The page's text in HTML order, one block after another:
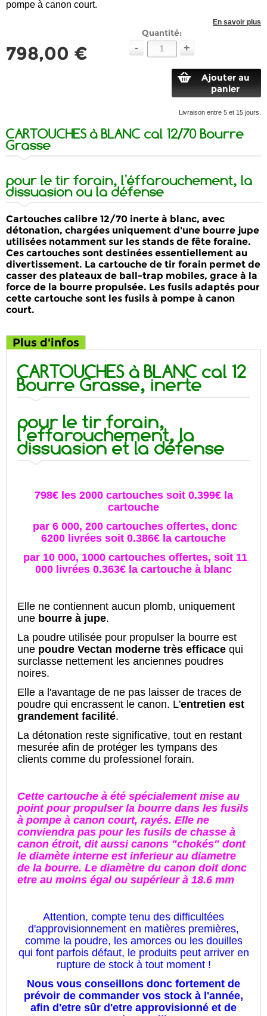
pompe à canon court.
En savoir plus
798,00 €
Quantité:
- +
Ajouter au
panier
Livraison entre 5 et 15 jours.
CARTOUCHES à BLANC cal 12/70 Bourre
Grasse
pour le tir forain, l'éffarouchement, la
dissuasion ou la défense
Cartouches calibre 12/70 inerte à blanc, avec
détonation, chargées uniquement d'une bourre jupe
utilisées notamment sur les stands de fête foraine.
Ces cartouches sont destinées essentiellement au
divertissement. La cartouche de tir forain permet de
casser des plateaux de ball-trap mobiles, grace à la
force de la bourre propulsée. Les fusils adaptés pour
cette cartouche sont les fusils à pompe à canon
court.
Plus d'infos
CARTOUCHES à BLANC cal 12
Bourre Grasse, inerte
pour le tir forain,
l’effarouchement, la
dissuasion et la défense
798€ les 2000 cartouches soit 0.399€ la
cartouche
par 6 000, 200 cartouches offertes, donc
6200 livrées soit 0.386€ la cartouche
par 10 000, 1000 cartouches offertes, soit 11
000 livrées 0.363€ la cartouche à blanc
Elle ne contiennent aucun plomb, uniquement
une bourre à jupe.
La poudre utilisée pour propulser la bourre est
une poudre Vectan moderne très efficace qui
surclasse nettement les anciennes poudres
noires.
Elle a l'avantage de ne pas laisser de traces de
poudre qui encrassent le canon. L'entretien est
grandement facilité.
La détonation reste significative, tout en restant
mesurée afin de protéger les tympans des
clients comme du professionel forain.
Cette cartouche à été spécialement mise au
point pour propulser la bourre dans les fusils
à pompe à canon court, rayés. Elle ne
conviendra pas pour les fusils de chasse à
canon étroit, dit aussi canons "chokés" dont
le diamète interne est inferieur au diametre
de la bourre. Le diamètre du canon doit donc
etre au moins égal ou supérieur à 18.6 mm
Attention, compte tenu des difficultées
d'approvisionnement en matières premières,
comme la poudre, les amorces ou les douilles
qui font parfois défaut, le produits peut arriver en
rupture de stock à tout moment !
Nous vous conseillons donc fortement de
prévoir de commander vos stock à l'année,
afin d'etre sûr d'etre approvisionné et de